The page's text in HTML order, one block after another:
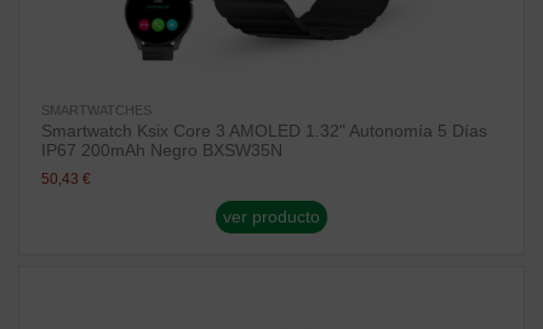
SMARTWATCHES
Smartwatch Ksix Core 3 AMOLED 1.32" Autonomía 5 Días
IP67 200mAh Negro BXSW35N
50,43 €
ver producto